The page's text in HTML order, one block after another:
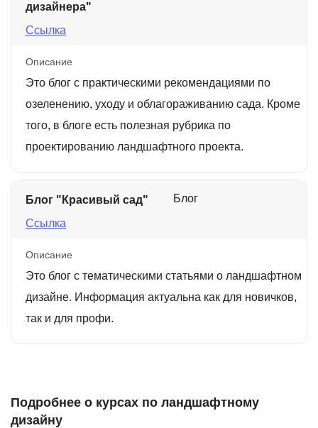
дизайнера"
Ссылка
Описание
Это блог с практическими рекомендациями по
озеленению, уходу и облагораживанию сада. Кроме
того, в блоге есть полезная рубрика по
проектированию ландшафтного проекта.
Блог "Красивый сад"
Ссылка
Блог
Описание
Это блог с тематическими статьями о ландшафтном
дизайне. Информация актуальна как для новичков,
так и для профи.
Подробнее о курсах по ландшафтному
дизайну